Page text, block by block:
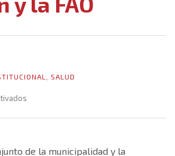
SALUD
de la municipalidad y la